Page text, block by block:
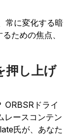
常に変化する暗
ための焦点、
押し上げ
ORBSRドライ
レースコンテン
氏が、あなた